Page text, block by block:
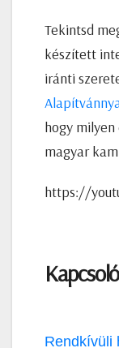
Tekintsd
készített
iránti
hogy
magyar
https://
Rendkívüli